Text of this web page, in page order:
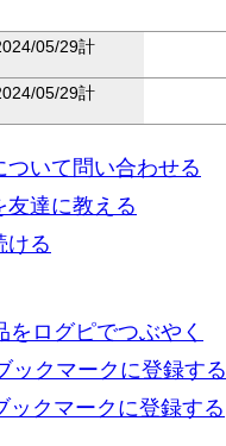
05/29計
05/29計
ついて問い合わせる
友達に教える
ける
をログピでつぶやく
ックマークに登録する
ックマークに登録する